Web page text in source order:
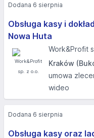
Obsługa kasy i
Nowa Huta
Work&Profit
Kraków
umowa
wideo
Dodana 6 sierpnia
Obsługa kasy oraz
Dodana 6 sierpnia